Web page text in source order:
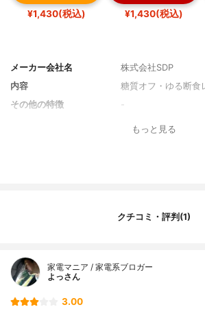
¥1,430(税込) ¥1,430(税込)
メーカー会社名
株式会社SDP
内容
糖質オフ・ゆる断食
その他の特徴
もっと見る
クチコミ・評判(1)
家電マニア / 家電系ブロガー
よっさん
3.00